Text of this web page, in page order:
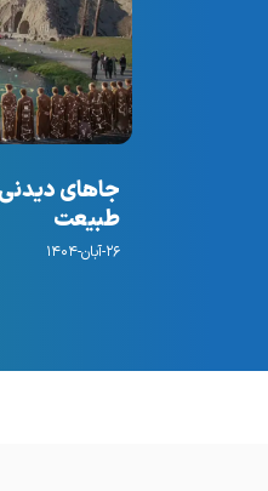
جاهای دیدنی
طبیعت
۲۶-آبان-۱۴۰۴